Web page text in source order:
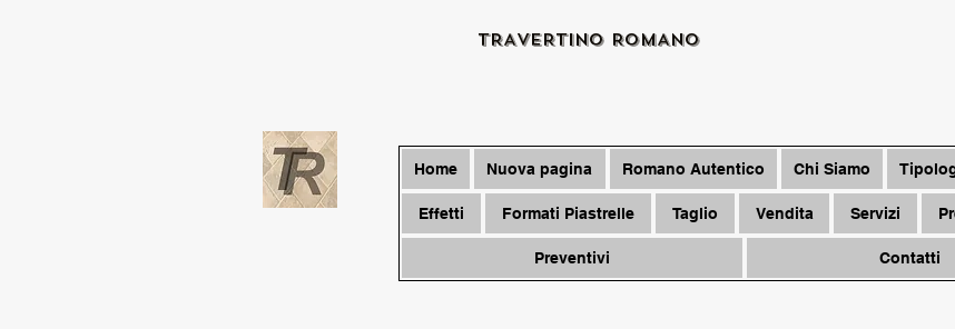
TRAVERTINO ROMANO
Home Nuova pagina Romano Autentico Chi Siamo
Effetti Formati Piastrelle Taglio Vendita Servizi
Preventivi Contatti